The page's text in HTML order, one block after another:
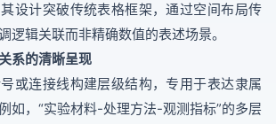
设计突破传统表格框架，通过空间布局传
逻辑关联而非精确数值的表述场景。
系的清晰呈现
连接线构建层级结构，专用于表达隶属
如，“实验材料-处理方法-观测指标”的多层